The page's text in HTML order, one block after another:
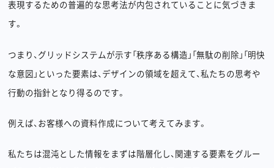
表現するための普遍的な思考法が内包されていることに気づきま
す。
つまり、グリッドシステムが示す「秩序ある構造」「無駄の削除」「明快
な意図」といった要素は、デザインの領域を超えて、私たちの思考や
行動の指針となり得るのです。
例えば、お客様への資料作成について考えてみます。
私たちは混沌とした情報をまずは階層化し、関連する要素をグルー